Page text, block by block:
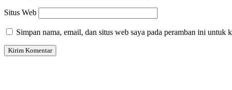
Situs Web
Simpan nama, email, dan situs web saya pada peramban ini untuk